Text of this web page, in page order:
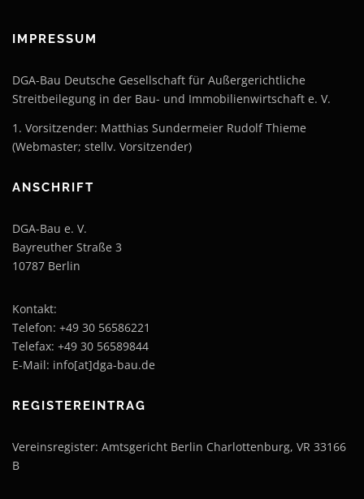
IMPRESSUM
DGA-Bau Deutsche Gesellschaft für Außergerichtliche
Streitbeilegung in der Bau- und Immobilienwirtschaft e. V.
1. Vorsitzender: Matthias Sundermeier Rudolf Thieme
(Webmaster; stellv. Vorsitzender)
ANSCHRIFT
DGA-Bau e. V.
Bayreuther Straße 3
10787 Berlin
Kontakt:
Telefon: +49 30 56586221
Telefax: +49 30 56589844
E-Mail: info[at]dga-bau.de
REGISTEREINTRAG
Vereinsregister: Amtsgericht Berlin Charlottenburg, VR 33166
B